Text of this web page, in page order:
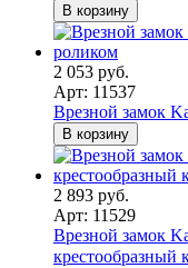
В корзину
2 053 руб.
Арт: 11537
Врезной замок
В корзину
2 893 руб.
Арт: 11529
Врезной замок
крестообразный